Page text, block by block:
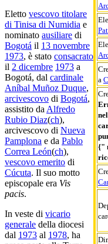
a
{"
Eletto vescovo titolare
di Tinisa di Numidia e
nominato ausiliare di
Bogotá il 13 novembre
1973, è stato consacrato
il 2 dicembre 1973 a
Bogotá, dal cardinale
Aníbal Muñoz Duque,
arcivescovo di Bogotá,
assistito da Alfredo
Rubio Diaz(ch),
arcivescovo di Nueva
Pamplona e da Pablo
Correa León(ch),
vescovo emerito di
Cúcuta. Il suo motto
episcopale era Vis
pacis.
In veste di vicario
generale della diocesi
dal 1973 al 1978, ha